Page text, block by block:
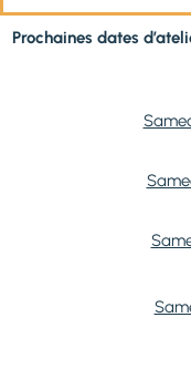
Prochaines dates